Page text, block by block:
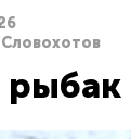
рыбак